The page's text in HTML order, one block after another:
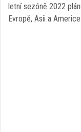
letní sezóně 2022
Evropě, Asii a